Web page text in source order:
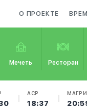
О ПРОЕКТЕ
Мечеть Ресторан
АСР
18:37